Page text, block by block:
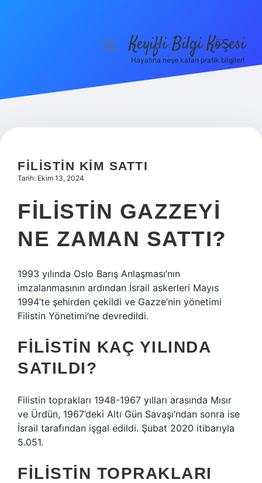
Hakkımızda
menüyüKeyifli Bilgi Köşesi
Hayatına neşe katan pratik bilgiler!
FILISTIN KIM SATTI
Tarih: Ekim 13, 2024
FILISTIN GAZZEYI
NE ZAMAN SATTI?
1993 yılında Oslo Barış Anlaşması’nın
imzalanmasının ardından İsrail askerleri Mayıs
1994’te şehirden çekildi ve Gazze’nin yönetimi
Filistin Yönetimi’ne devredildi.
FILISTIN KAÇ YILINDA
SATILDI?
Filistin toprakları 1948-1967 yılları arasında Mısır
ve Ürdün, 1967’deki Altı Gün Savaşı’ndan sonra ise
İsrail tarafından işgal edildi. Şubat 2020 itibarıyla
5.051.
FILISTIN TOPRAKLARI